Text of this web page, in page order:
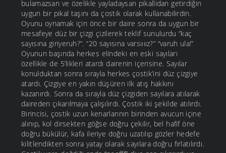
bulamazsan ve özelikle yayladaysan pikallidan getirdiğin
uygun bir pikal taşını da çostik olarak kullanabilirdin.
Oyunu oynamak için önce bir daire sonra da uygun bir
mesafeye düz bir çizgi çizilerek teklif sunulurdu “kaç
sayısına giriyeruh?”. “20 sayısına varsıııız?” “varuh ula!”
Oyunun başında herkes elindeki en eski sayıları
özellikle de 5’likleri atardı dairenin içerisine. Sayılar
konulduktan sonra sırayla herkes çostik’ini düz çizgiye
atardı. Çizgiye en yakın düşüren ilk atış hakkını
kazanırdı. Sonra da sırayla düz çizgiden sayılara atılarak
daireden çıkarılmaya çalışılırdı. Çostik iki şekilde atılırdı.
Birincisi, çostik uzun kenarlarının birinden avucun içine
alınıp, kol dirsekten göğse doğru çekilir, bel hafif öne
doğru bükülür, kafa ileriye doğru uzatılıp gözler hedefe
kilitlendikten sonra yatay olarak sayılara doğru fırlatılırdı.